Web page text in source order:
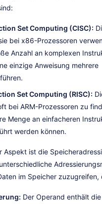
Set Computing (CISC):
bei x86-Prozessoren
Anzahl an komplexen
einzige Anweisung mehrere
Set Computing (RISC):
bei ARM-Prozessoren zu
Menge an einfacheren
werden können.
Aspekt ist die
im Speicher zuzugreifen,
Der Operand enthält